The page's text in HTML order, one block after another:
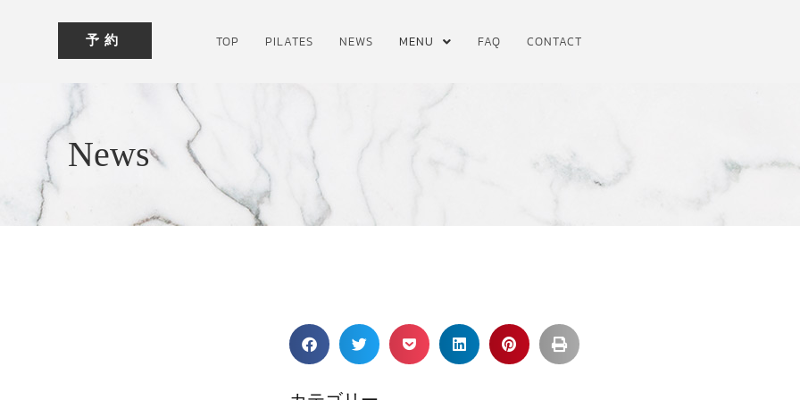
予約 TOP PILATES NEWS MENU FAQ CONTACT
News